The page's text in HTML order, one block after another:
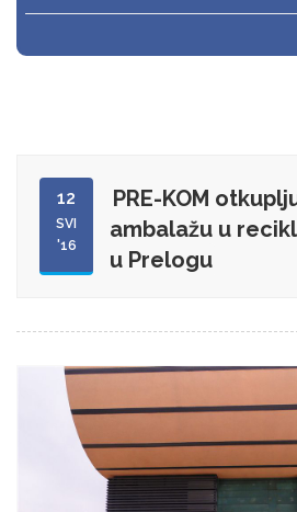
12
SVI
'16
PRE-KOM
ambalažu u
u Prelogu